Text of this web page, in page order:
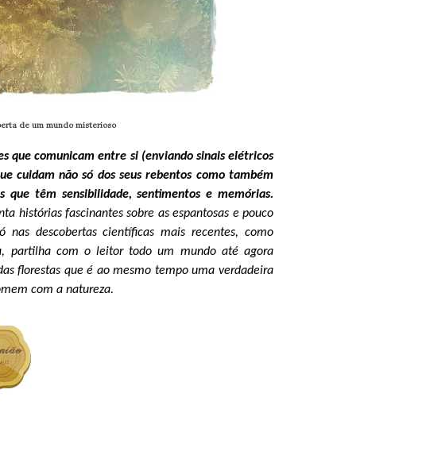
de um mundo misterioso
que comunicam entre si (enviando sinais elétricos
cuidam não só dos seus rebentos como também
que têm sensibilidade, sentimentos e memórias.
histórias fascinantes sobre as espantosas e pouco
nas descobertas científicas mais recentes, como
partilha com o leitor todo um mundo até agora
florestas que é ao mesmo tempo uma verdadeira
com a natureza.